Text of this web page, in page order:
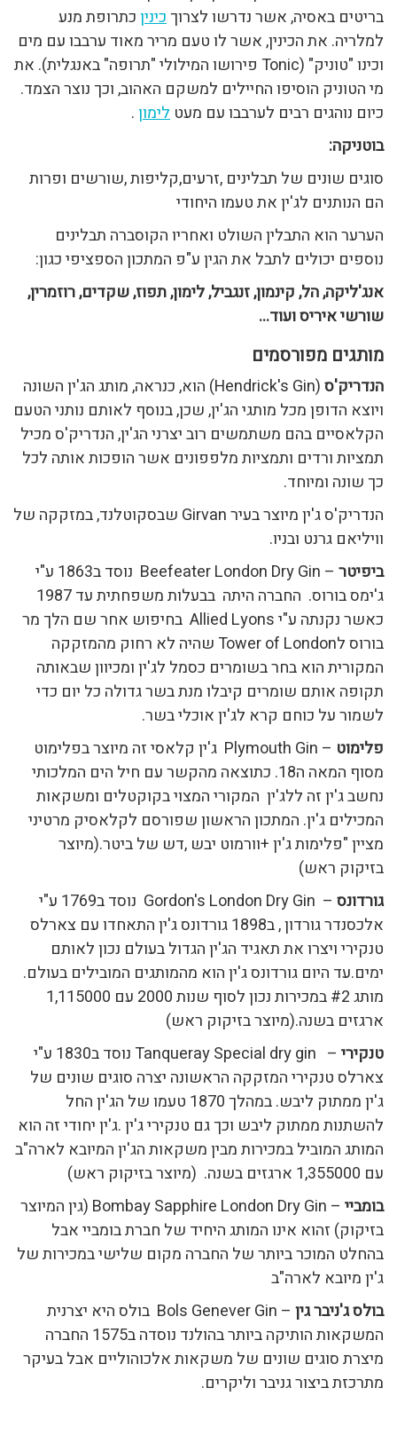
בריטים באסיה, אשר נדרשו לצרוךכיניןכתרופת מנע
למלריה. את הכינין, אשר לו טעם מריר מאוד ערבבו עם מים
וכינו "טוניק" (Tonic פירושו המילולי "תרופה" באנגלית). את
מי הטוניק הוסיפו החיילים למשקם האהוב, וכך נוצר הצמד.
כיום נוהגים רבים לערבבו עם מעט לימון.
בוטניקה:
סוגים שונים של תבלינים ,זרעים,קליפות ,שורשים ופרות
הם הנותנים לג'ין את טעמו היחודי
הערער הוא התבלין השולט ואחריו הקוסברה תבלינים
נוספים יכולים לתבל את הגין ע"פ המתכון הספציפי כגון:
אנג'ליקה, הל, קינמון, זנגביל, לימון, תפוז, שקדים, רוזמרין,
שורשי איריס ועוד…
מותגים מפורסמים
הנדריק'ס
(Hendrick's Gin) הוא, כנראה, מותג הג'ין השונה
ויוצא הדופן מכל מותגי הג'ין, שכן, בנוסף לאותם נותני הטעם
הקלאסיים בהם משתמשים רוב יצרני הג'ין, הנדריק'ס מכיל
תמציות ורדים ותמציות מלפפונים אשר הופכות אותה לכל
כך שונה ומיוחד.
הנדריק'ס ג'ין מיוצר בעיר Girvan שבסקוטלנד, במזקקה של
וויליאם גרנט ובניו.
ביפיטר
– Beefeater London Dry Gin נוסד ב1863 ע"י
ג'ימס בורוס. החברה היתה בבעלות משפחתית עד 1987
כאשר נקנתה ע"י Allied Lyons בחיפוש אחר שם הלך מר
בורוס לTower of London שהיה לא רחוק מהמזקקה
המקורית הוא בחר בשומרים כסמל לג'ין ומכיוון שבאותה
תקופה אותם שומרים קיבלו מנת בשר גדולה כל יום כדי
לשמור על כוחם קרא לג'ין אוכלי בשר.
פלימוט
– Plymouth Gin ג'ין קלאסי זה מיוצר בפלימוט
מסוף המאה ה18. כתוצאה מהקשר עם חיל הים המלכותי
נחשב ג'ין זה ללג'ין המקורי המצוי בקוקטלים ומשקאות
המכילים ג'ין. המתכון הראשון שפורסם לקלאסיק מרטיני
מציין "פלימות ג'ין +וורמוט יבש ,דש של ביטר.(מיוצר
בזיקוק ראש)
גורדונס
– Gordon's London Dry Gin נוסד ב1769 ע"י
אלכסנדר גורדון , ב1898 גורדונס ג'ין התאחדו עם צארלס
טנקירי ויצרו את תאגיד הג'ין הגדול בעולם נכון לאותם
ימים.עד היום גורדונס ג'ין הוא מהמותגים המובילים בעולם.
מותג #2 במכירות נכון לסוף שנות 2000 עם 1,115000
ארגזים בשנה.(מיוצר בזיקוק ראש)
טנקירי
– Tanqueray Special dry gin נוסד ב1830 ע"י
צארלס טנקירי המזקקה הראשונה יצרה סוגים שונים של
ג'ין ממתוק ליבש. במהלך 1870 טעמו של הג'ין החל
להשתנות ממתוק ליבש וכך גם טנקירי ג'ין .ג'ין יחודי זה הוא
המותג המוביל במכירות מבין משקאות הג'ין המיובא לארה"ב
עם 1,355000 ארגזים בשנה. (מיוצר בזיקוק ראש)
בומביי
– Bombay Sapphire London Dry Gin (גין המיוצר
בזיקוק) זהוא אינו המותג היחיד של חברת בומביי אבל
בהחלט המוכר ביותר של החברה מקום שלישי במכירות של
ג'ין מיובא לארה"ב
בולס ג'ניבר גין
– Bols Genever Gin בולס היא יצרנית
המשקאות הותיקה ביותר בהולנד נוסדה ב1575 החברה
מיצרת סוגים שונים של משקאות אלכוהוליים אבל בעיקר
מתרכזת ביצור גניבר וליקרים.